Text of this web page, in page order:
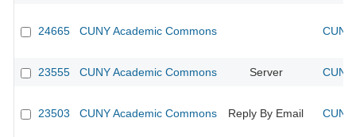
24665 CUNY Academic Commons
23555 CUNY Academic Commons Server
23503 CUNY Academic Commons Reply By Email